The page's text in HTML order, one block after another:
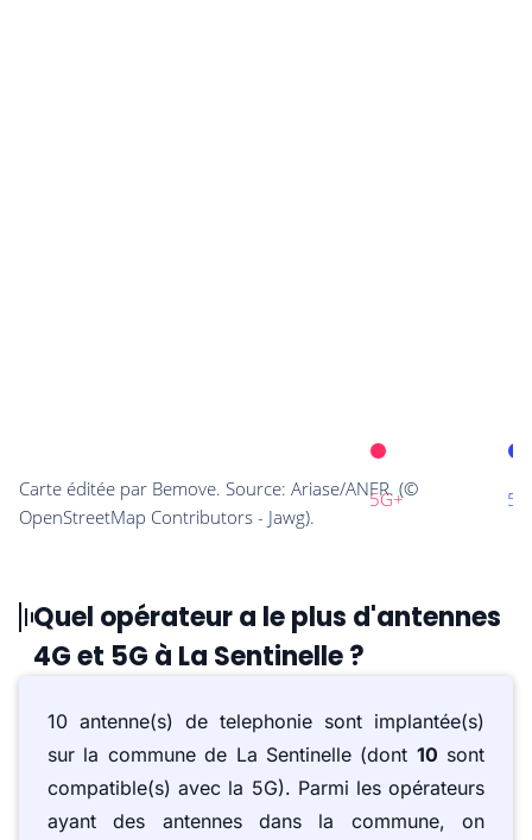
Quel opérateur a le plus d'antennes
4G et 5G à La Sentinelle ?
10 antenne(s) de telephonie sont implantée(s)
sur la commune de La Sentinelle (dont 10 sont
compatible(s) avec la 5G). Parmi les opérateurs
ayant des antennes dans la commune, on